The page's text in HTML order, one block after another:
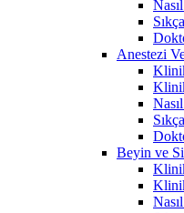
Anestezi
Beyin ve